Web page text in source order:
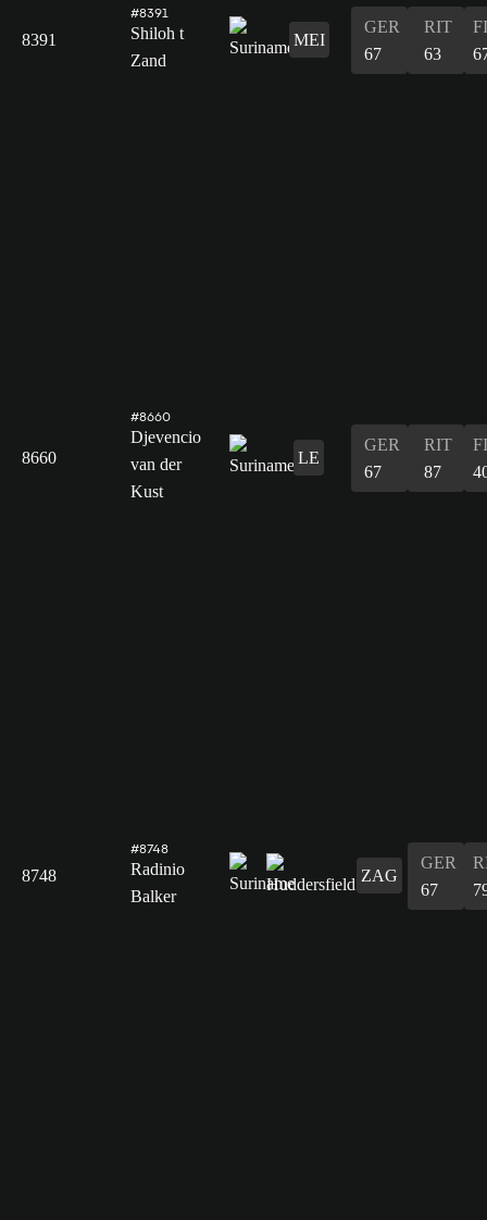
8391
#8391
Shiloh t
Zand
MEI
GER
67
RIT
63
8660
#8660
Djevencio
van der
Kust
LE
GER
67
RIT
87
8748
#8748
Radinio
Balker
ZAG
GER
67